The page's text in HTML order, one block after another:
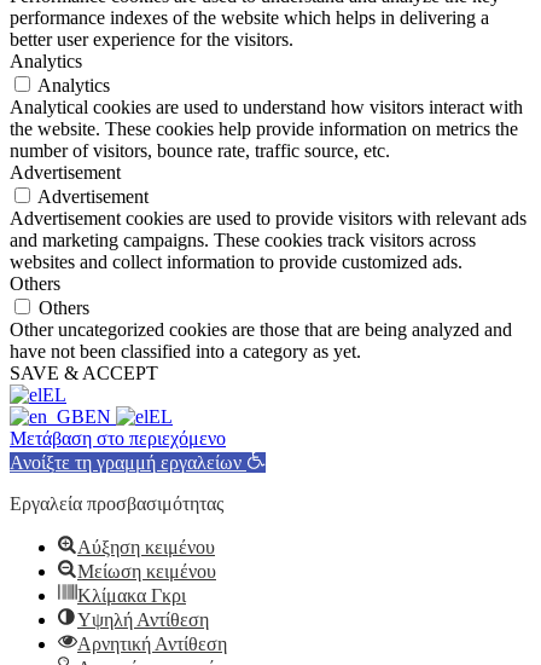
performance indexes of the website which helps in delivering a
better user experience for the visitors.
Analytics
Analytics
Analytical cookies are used to understand how visitors interact with
the website. These cookies help provide information on metrics the
number of visitors, bounce rate, traffic source, etc.
Advertisement
Advertisement
Advertisement cookies are used to provide visitors with relevant ads
and marketing campaigns. These cookies track visitors across
websites and collect information to provide customized ads.
Others
Others
Other uncategorized cookies are those that are being analyzed and
have not been classified into a category as yet.
SAVE & ACCEPT
EL
EN
EL
Μετάβαση στο περιεχόμενο
Ανοίξτε τη γραμμή εργαλείων
Εργαλεία προσβασιμότητας
Αύξηση κειμένου
Μείωση κειμένου
Κλίμακα Γκρι
Υψηλή Αντίθεση
Αρνητική Αντίθεση